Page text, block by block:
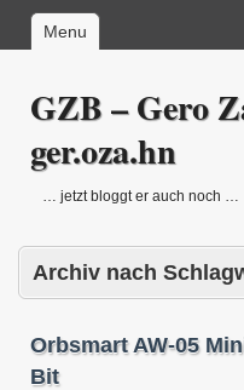
Menu
GZB – Gero
ger.oza.hn
… jetzt bloggt er auch noch …
Archiv nach
Orbsmart AW-05
Bit